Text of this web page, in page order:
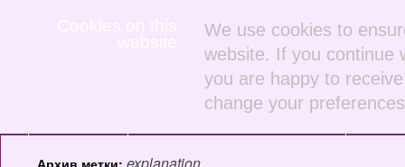
We use cookies to
website. If you continue
you are happy to
change your
Сконструируйте
Блог
О
Архив метки: